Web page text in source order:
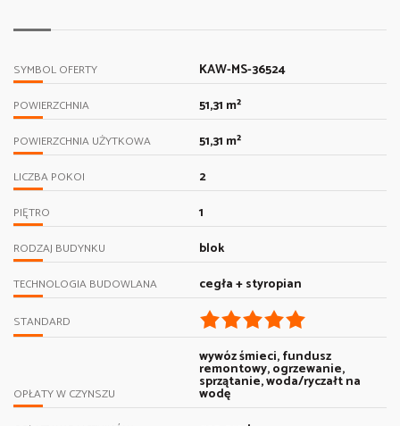
SYMBOL OFERTY KAW-MS-36524
POWIERZCHNIA 51,31 m²
POWIERZCHNIA UŻYTKOWA 51,31 m²
LICZBA POKOI 2
PIĘTRO 1
RODZAJ BUDYNKU blok
TECHNOLOGIA BUDOWLANA cegła + styropian
STANDARD
OPŁATY W CZYNSZU
wywóz śmieci, fundusz
remontowy, ogrzewanie,
sprzątanie, woda/ryczałt na
wodę